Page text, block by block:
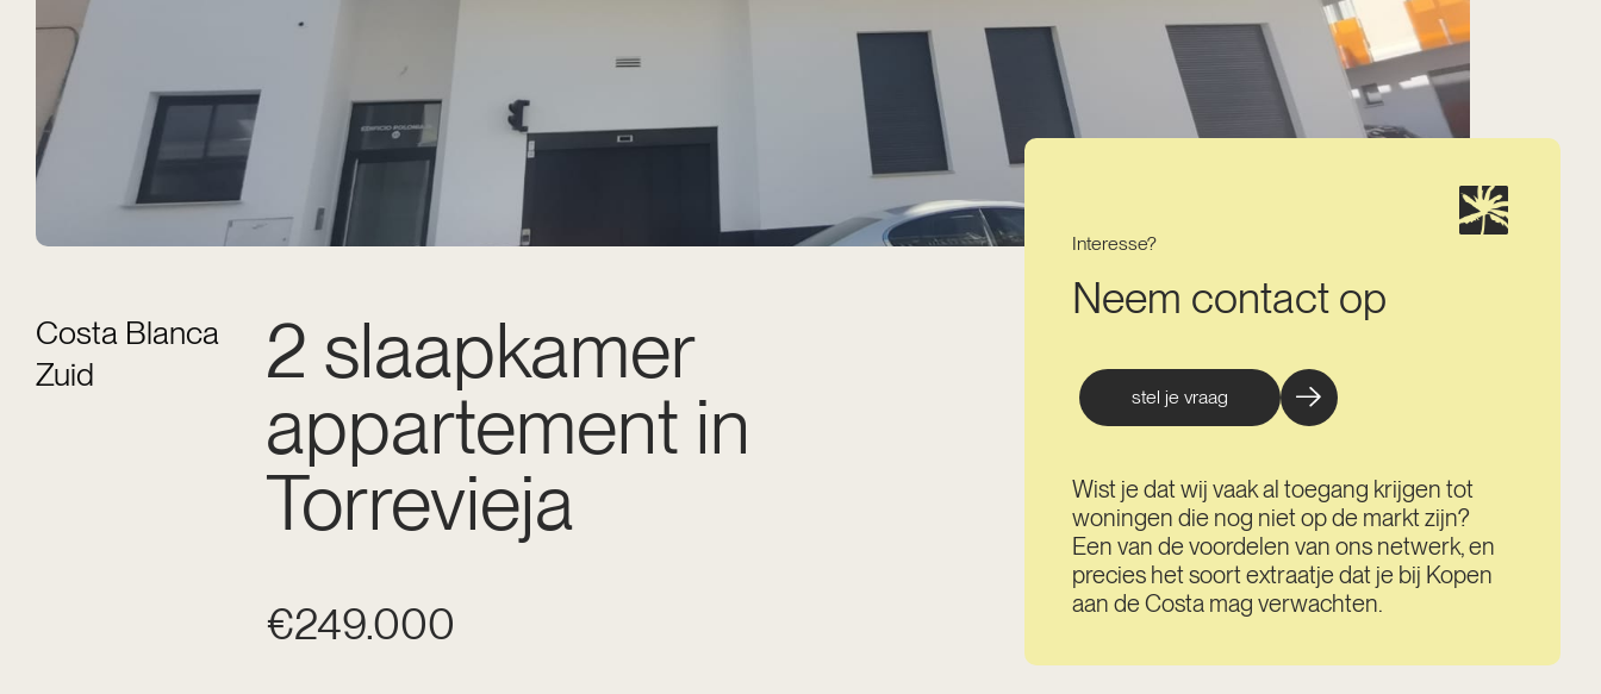
Costa Blanca
Zuid
2 slaapkamer
appartement in
Torrevieja
€249.000
Interesse?
Neem contact op
stel je vraag
Wist je dat wij vaak al toegang krijgen tot
woningen die nog niet op de markt zijn?
Een van de voordelen van ons netwerk, en
precies het soort extraatje dat je bij Kopen
aan de Costa mag verwachten.